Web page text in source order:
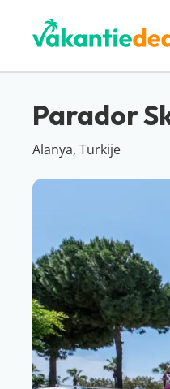
Parador
Alanya, Turkije